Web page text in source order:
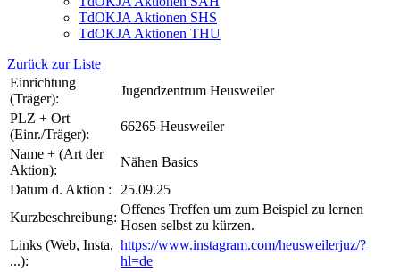
TdOKJA Aktionen SHS
TdOKJA Aktionen THU
Zurück zur Liste
Einrichtung
(Träger):
Jugendzentrum Heusweiler
PLZ + Ort
(Einr./Träger):
66265 Heusweiler
Name + (Art der
Aktion):
Nähen Basics
Datum d. Aktion :
25.09.25
Kurzbeschreibung:
Offenes Treffen um zum Beispiel zu lernen
Hosen selbst zu kürzen.
Links (Web, Insta,
...):
https://www.instagram.com/heusweilerjuz/?
hl=de